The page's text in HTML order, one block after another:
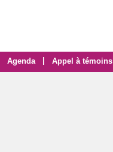
Agenda Appel à témoins